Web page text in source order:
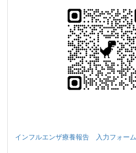
インフルエンザ療養報告 入力フォーム